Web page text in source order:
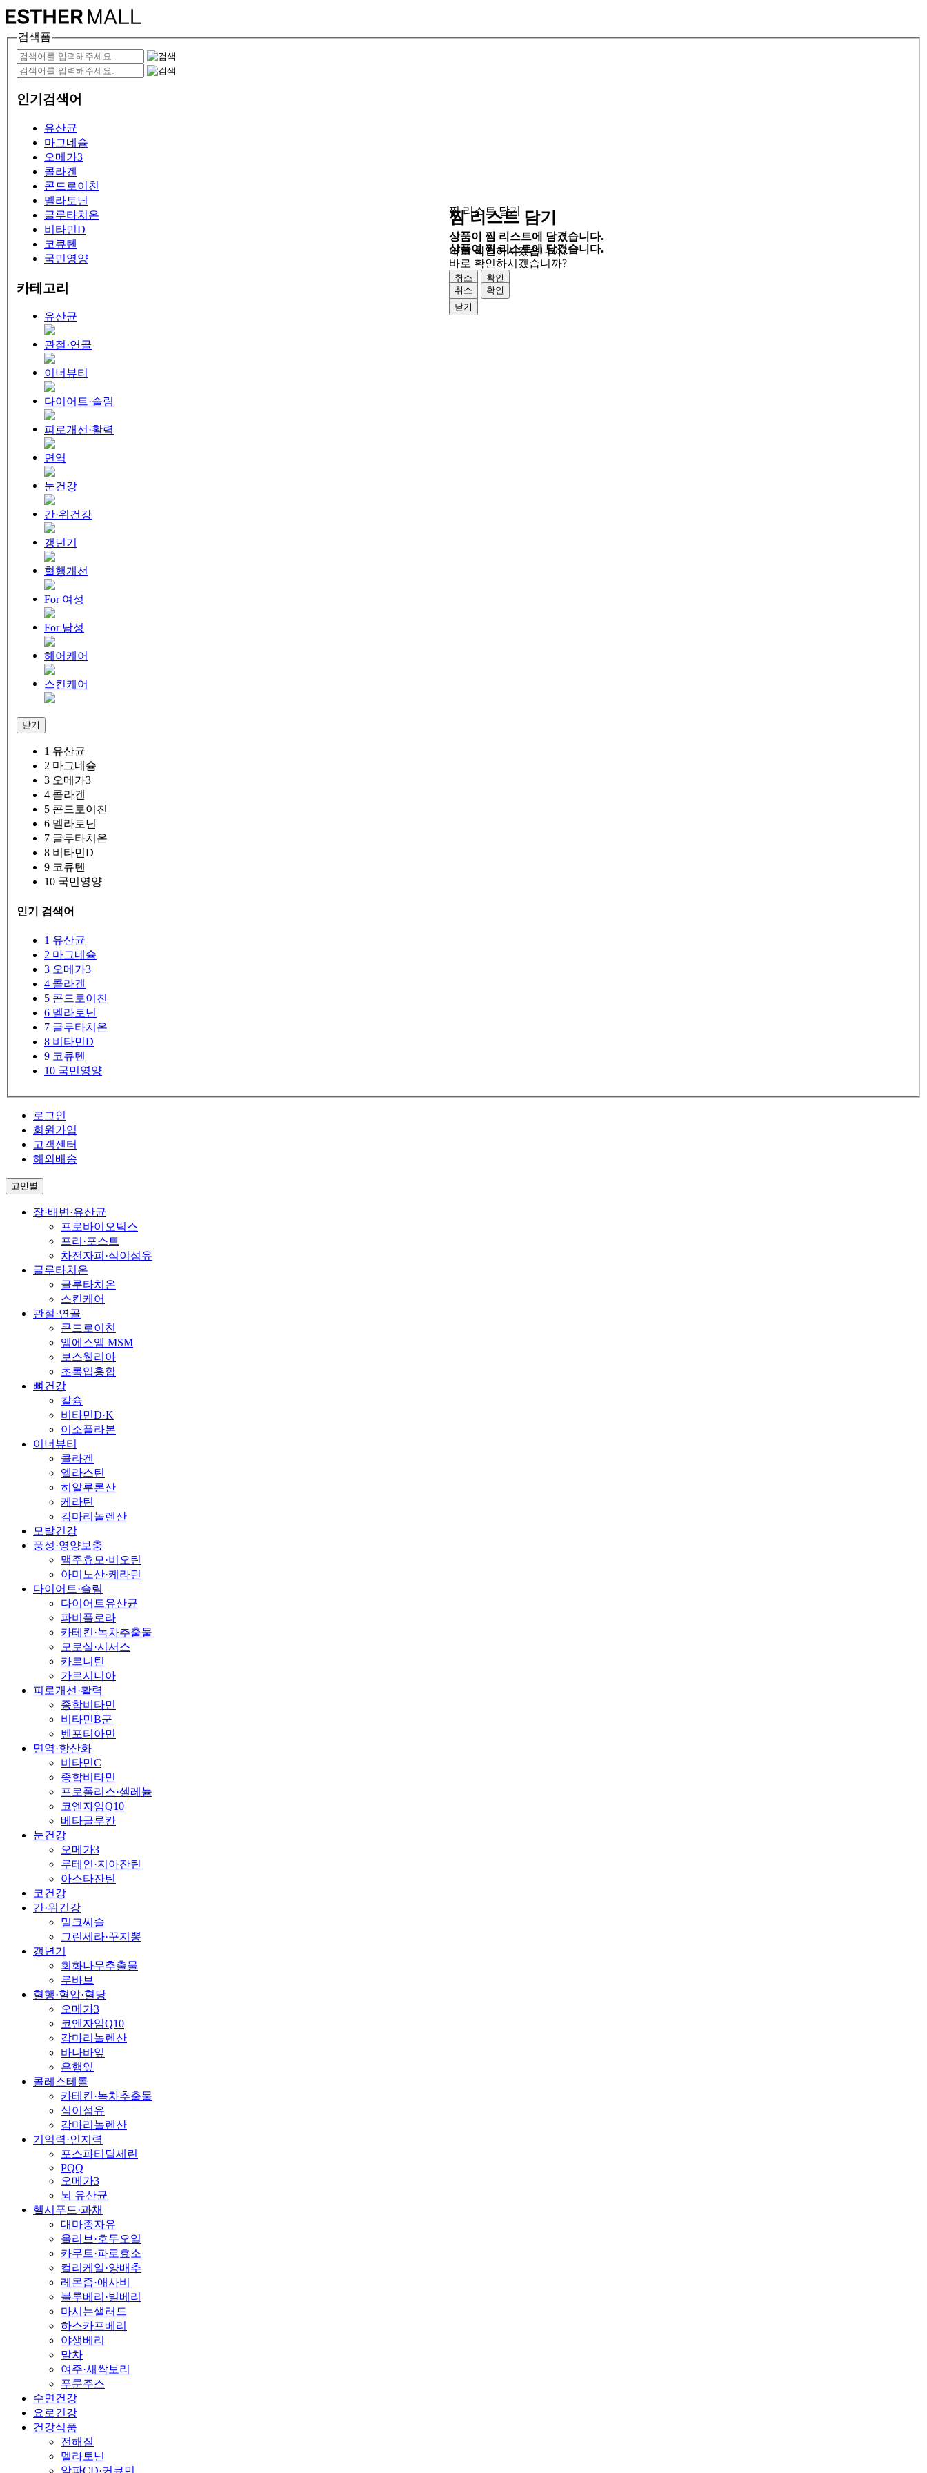
검색폼
인기검색어
유산균
마그네슘
오메가3
콜라겐
콘드로이친
멜라토닌
글루타치온
비타민D
코큐텐
국민영양
카테고리
유산균
관절·연골
이너뷰티
다이어트·슬림
피로개선·활력
면역
눈건강
간·위건강
갱년기
혈행개선
For 여성
For 남성
헤어케어
스킨케어
닫기
1 유산균
2 마그네슘
3 오메가3
4 콜라겐
5 콘드로이친
6 멜라토닌
7 글루타치온
8 비타민D
9 코큐텐
10 국민영양
인기 검색어
1 유산균
2 마그네슘
3 오메가3
4 콜라겐
5 콘드로이친
6 멜라토닌
7 글루타치온
8 비타민D
9 코큐텐
10 국민영양
로그인
회원가입
고객센터
해외배송
고민별
장·배변·유산균
프로바이오틱스
프리·포스트
차전자피·식이섬유
글루타치온
글루타치온
스킨케어
관절·연골
콘드로이친
엠에스엠 MSM
보스웰리아
초록입홍합
뼈건강
칼슘
비타민D·K
이소플라본
이너뷰티
콜라겐
엘라스틴
히알루론산
케라틴
감마리놀렌산
모발건강
풍성·영양보충
맥주효모·비오틴
아미노산·케라틴
다이어트·슬림
다이어트유산균
파비플로라
카테킨·녹차추출물
모로실·시서스
카르니틴
가르시니아
피로개선·활력
종합비타민
비타민B군
벤포티아민
면역·항산화
비타민C
종합비타민
프로폴리스·셀레늄
코엔자임Q10
베타글루칸
눈건강
오메가3
루테인·지아잔틴
아스타잔틴
코건강
간·위건강
밀크씨슬
그린세라·꾸지뽕
갱년기
회화나무추출물
루바브
혈행·혈압·혈당
오메가3
코엔자임Q10
감마리놀렌산
바나바잎
은행잎
콜레스테롤
카테킨·녹차추출물
식이섬유
감마리놀렌산
기억력·인지력
포스파티딜세린
PQQ
오메가3
뇌 유산균
헬시푸드·과채
대마종자유
올리브·호두오일
카무트·파로효소
컬리케일·양배추
레몬즙·애사비
블루베리·빌베리
마시는샐러드
하스카프베리
야생베리
말차
여주·새싹보리
푸룬주스
수면건강
요로건강
건강식품
전해질
멜라토닌
알파CD·커큐민
찜 리스트 담기
상품이 찜 리스트에 담겼습니다.
바로 확인하시겠습니까?
취소
확인
닫기
찜 리스트 담기
상품이 찜 리스트에 담겼습니다.
바로 확인하시겠습니까?
취소
확인
닫기